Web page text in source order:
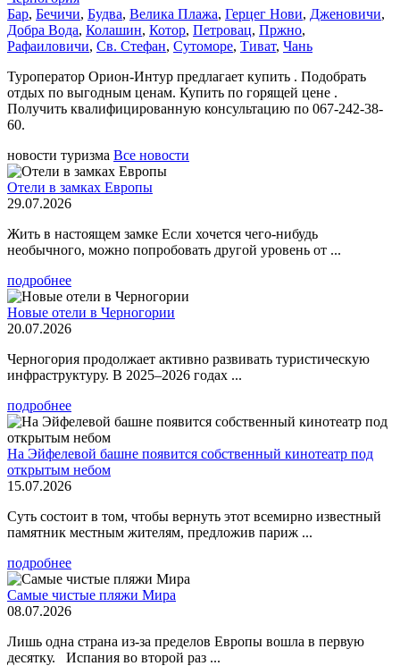
Бар, Бечичи, Будва, Велика Плажа, Герцег Нови, Дженовичи,
Добра Вода, Колашин, Котор, Петровац, Пржно,
Рафаиловичи, Св. Стефан, Сутоморе, Тиват, Чань
Туроператор Орион-Интур предлагает купить . Подобрать
отдых по выгодным ценам. Купить по горящей цене .
Получить квалифицированную консультацию по 067-242-38-
60.
новости туризма Все новости
Отели в замках Европы
29.07.2026
Жить в настоящем замке Если хочется чего-нибудь
необычного, можно попробовать другой уровень от ...
подробнее
Новые отели в Черногории
20.07.2026
Черногория продолжает активно развивать туристическую
инфраструктуру. В 2025–2026 годах ...
подробнее
На Эйфелевой башне появится собственный кинотеатр под
открытым небом
15.07.2026
Суть состоит в том, чтобы вернуть этот всемирно известный
памятник местным жителям, предложив париж ...
подробнее
Самые чистые пляжи Мира
08.07.2026
Лишь одна страна из-за пределов Европы вошла в первую
десятку. Испания во второй раз ...